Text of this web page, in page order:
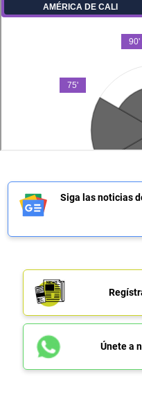
Siga las noticias
Únete a